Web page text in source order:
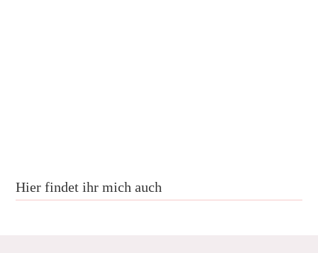
Hier findet ihr mich auch